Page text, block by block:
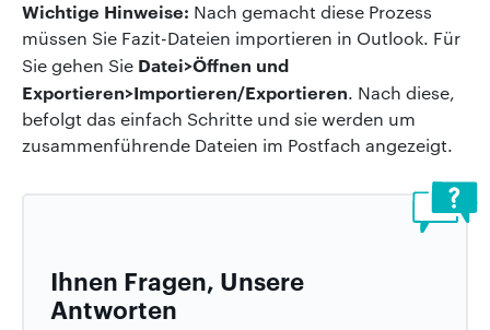
Wichtige Hinweise: Nach gemacht diese Prozess
müssen Sie Fazit-Dateien importieren in Outlook. Für
Sie gehen Sie Datei>Öffnen und
Exportieren>Importieren/Exportieren. Nach diese,
befolgt das einfach Schritte und sie werden um
zusammenführende Dateien im Postfach angezeigt.
Ihnen Fragen, Unsere
Antworten